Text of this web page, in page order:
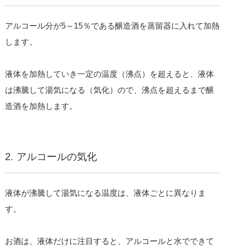
アルコール分が5～15％である醸造酒を蒸留器に入れて加熱
します。
液体を加熱していき一定の温度（沸点）を超えると、液体
は沸騰して湯気になる（気化）ので、沸点を超えるまで醸
造酒を加熱します。
2. アルコールの気化
液体が沸騰して湯気になる温度は、液体ごとに異なりま
す。
お酒は、液体だけに注目すると、アルコールと水でできて